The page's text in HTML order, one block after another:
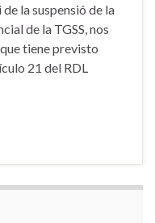
la suspensió de la
de la TGSS, nos
tiene previsto
21 del RDL